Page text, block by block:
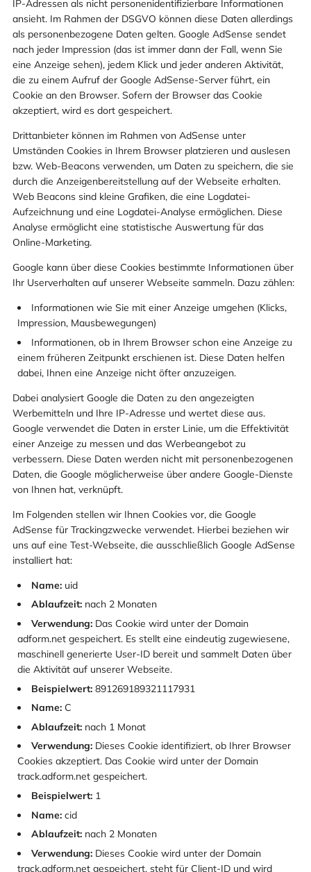
IP-Adressen als nicht personenidentifizierbare Informationen
ansieht. Im Rahmen der DSGVO können diese Daten allerdings
als personenbezogene Daten gelten. Google AdSense sendet
nach jeder Impression (das ist immer dann der Fall, wenn Sie
eine Anzeige sehen), jedem Klick und jeder anderen Aktivität,
die zu einem Aufruf der Google AdSense-Server führt, ein
Cookie an den Browser. Sofern der Browser das Cookie
akzeptiert, wird es dort gespeichert.
Drittanbieter können im Rahmen von AdSense unter
Umständen Cookies in Ihrem Browser platzieren und auslesen
bzw. Web-Beacons verwenden, um Daten zu speichern, die sie
durch die Anzeigenbereitstellung auf der Webseite erhalten.
Web Beacons sind kleine Grafiken, die eine Logdatei-
Aufzeichnung und eine Logdatei-Analyse ermöglichen. Diese
Analyse ermöglicht eine statistische Auswertung für das
Online-Marketing.
Google kann über diese Cookies bestimmte Informationen über
Ihr Userverhalten auf unserer Webseite sammeln. Dazu zählen:
Informationen wie Sie mit einer Anzeige umgehen (Klicks,
Impression, Mausbewegungen)
Informationen, ob in Ihrem Browser schon eine Anzeige zu
einem früheren Zeitpunkt erschienen ist. Diese Daten helfen
dabei, Ihnen eine Anzeige nicht öfter anzuzeigen.
Dabei analysiert Google die Daten zu den angezeigten
Werbemitteln und Ihre IP-Adresse und wertet diese aus.
Google verwendet die Daten in erster Linie, um die Effektivität
einer Anzeige zu messen und das Werbeangebot zu
verbessern. Diese Daten werden nicht mit personenbezogenen
Daten, die Google möglicherweise über andere Google-Dienste
von Ihnen hat, verknüpft.
Im Folgenden stellen wir Ihnen Cookies vor, die Google
AdSense für Trackingzwecke verwendet. Hierbei beziehen wir
uns auf eine Test-Webseite, die ausschließlich Google AdSense
installiert hat:
Name: uid
Ablaufzeit: nach 2 Monaten
Verwendung: Das Cookie wird unter der Domain
adform.net gespeichert. Es stellt eine eindeutig zugewiesene,
maschinell generierte User-ID bereit und sammelt Daten über
die Aktivität auf unserer Webseite.
Beispielwert: 891269189321117931
Name: C
Ablaufzeit: nach 1 Monat
Verwendung: Dieses Cookie identifiziert, ob Ihrer Browser
Cookies akzeptiert. Das Cookie wird unter der Domain
track.adform.net gespeichert.
Beispielwert: 1
Name: cid
Ablaufzeit: nach 2 Monaten
Verwendung: Dieses Cookie wird unter der Domain
track.adform.net gespeichert, steht für Client-ID und wird